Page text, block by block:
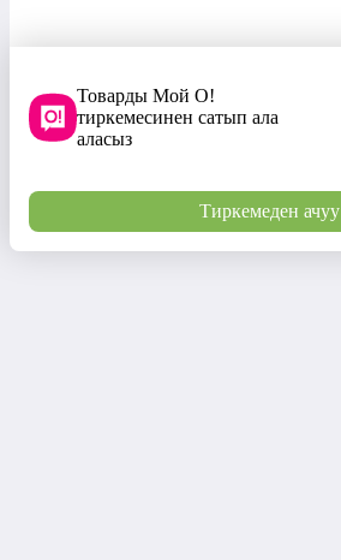
Товарды Мой О!
тиркемесинен сатып ала
аласыз
Тиркемеден ачуу